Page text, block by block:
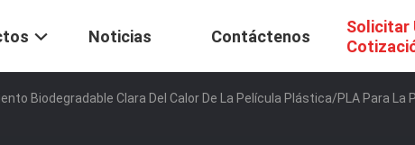
Noticias Contáctenos
Solicitar
Biodegradable Clara Del Calor De La Película Plástica/PLA Para